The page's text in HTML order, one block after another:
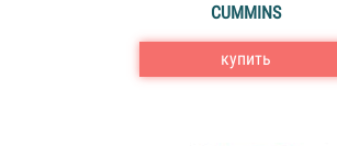
CUMMINS
купить